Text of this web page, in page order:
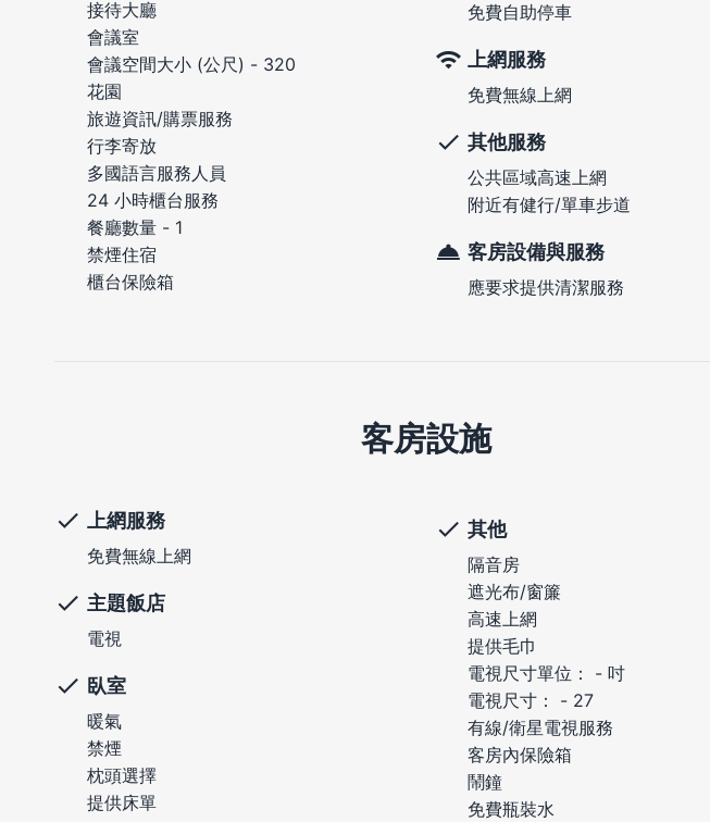
接待大廳
會議室
會議空間大小 (公尺) - 320
花園
旅遊資訊/購票服務
行李寄放
多國語言服務人員
24 小時櫃台服務
餐廳數量 - 1
禁煙住宿
櫃台保險箱
免費自助停車
上網服務
免費無線上網
其他服務
公共區域高速上網
附近有健行/單車步道
客房設備與服務
應要求提供清潔服務
客房設施
上網服務
免費無線上網
主題飯店
電視
臥室
暖氣
禁煙
枕頭選擇
提供床單
其他
隔音房
遮光布/窗簾
高速上網
提供毛巾
電視尺寸單位： - 吋
電視尺寸： - 27
有線/衛星電視服務
客房內保險箱
鬧鐘
免費瓶裝水